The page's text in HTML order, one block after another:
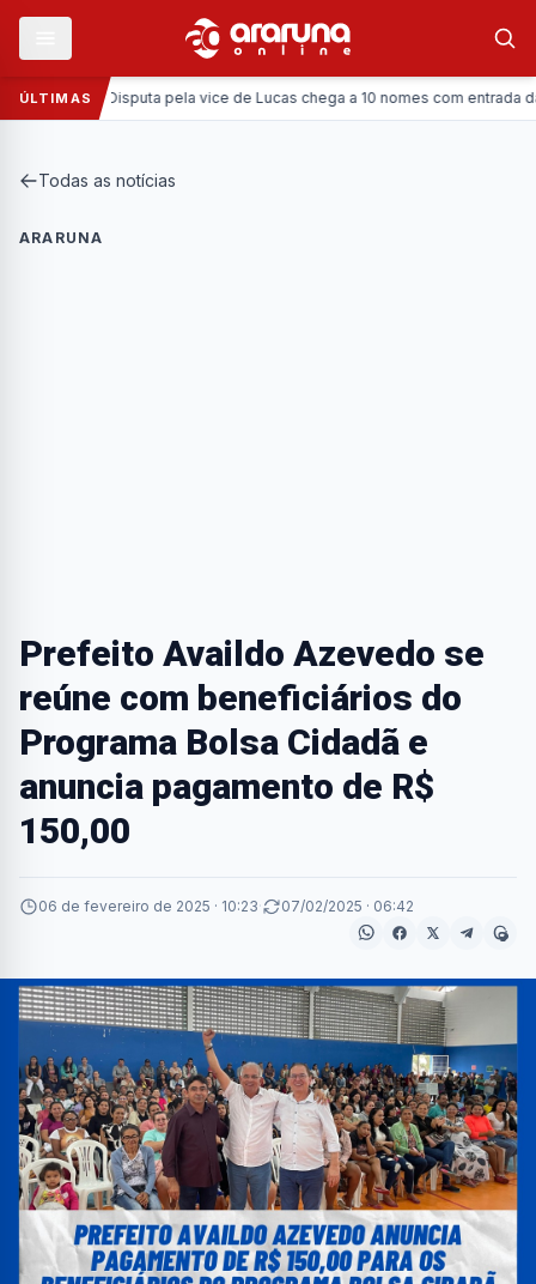
ÚLTIMAS
Política:Disputa pela vice de Lucas chega a 10 nomes com entrada da
Todas as notícias
ARARUNA
Prefeito Availdo Azevedo se
reúne com beneficiários do
Programa Bolsa Cidadã e
anuncia pagamento de R$
150,00
06 de fevereiro de 2025 · 10:23· 07/02/2025 · 06:42